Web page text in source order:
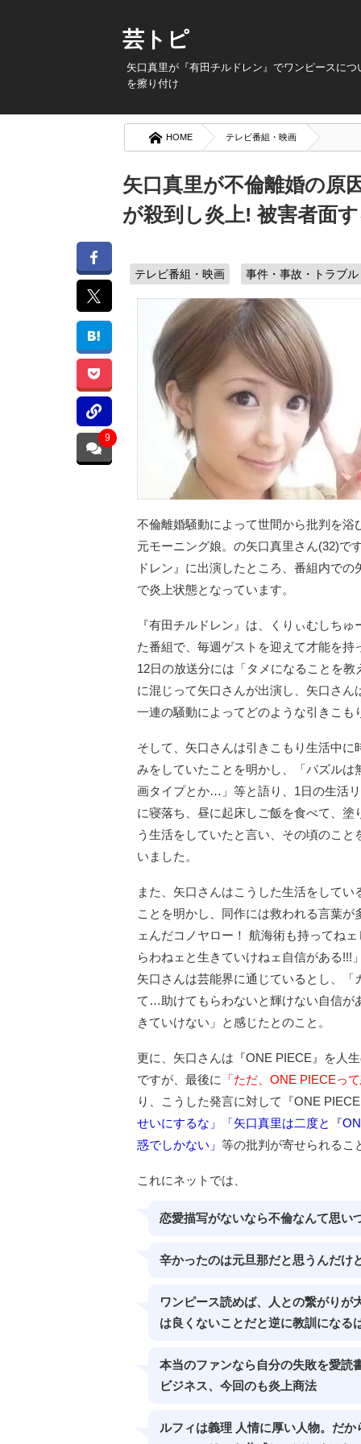
芸トピ
矢口真里が『有田チルドレン』でワンピースに
を擦り付け
HOME テレビ番組・映画
矢口真里が不倫離婚の原
が殺到し炎上! 被害者面
テレビ番組・映画 事件・事故・トラブル
9
不倫離婚騒動によって世間から批判を
元モーニング娘。の矢口真里さん(32)で
ドレン』に出演したところ、番組内で
で炎上状態となっています。
『有田チルドレン』は、くりぃむしち
た番組で、毎週ゲストを迎えて才能を
12日の放送分には「タメになることを
に混じって矢口さんが出演し、矢口さ
一連の騒動によってどのような引きこ
そして、矢口さんは引きこもり生活中
みをしていたことを明かし、「パズル
画タイプとか…」等と語り、1日の生活
に寝落ち、昼に起床しご飯を食べて、
う生活をしていたと言い、その頃のこ
いました。
また、矢口さんはこうした生活をして
ことを明かし、同作には救われる言葉
ェんだコノヤロー！ 航海術も持ってね
らわねェと生きていけねェ自信がある!!!
矢口さんは芸能界に通じているとし、
て…助けてもらわないと輝けない自信が
きていけない」と感じたとのこと。
更に、矢口さんは『ONE PIECE』を人
ですが、最後に
「ただ、ONE PIECEっ
り、こうした発言に対して『ONE
せいにするな」「矢口真里は二度と『
惑でしかない」 等の批判が寄せられるこ
これにネットでは、
恋愛描写がないなら不倫なんて思い
辛かったのは元旦那だと思うんだ
ワンピース読めば、人との繋がりが
は良くないことだと逆に教訓にな
本当のファンなら自分の失敗を愛読
ビジネス、今回のも炎上商法
ルフィは義理 人情に厚い人物。だ